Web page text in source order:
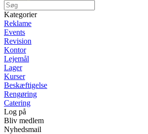
Kategorier
Reklame
Events
Revision
Kontor
Lejemål
Lager
Kurser
Beskæftigelse
Rengøring
Catering
Log på
Bliv medlem
Nyhedsmail